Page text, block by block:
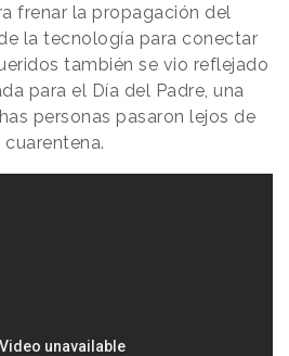
frenar la propagación del
la tecnología para conectar
también se vio reflejado
para el Día del Padre, una
personas pasaron lejos de